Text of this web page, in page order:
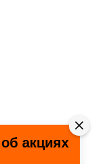
акциях